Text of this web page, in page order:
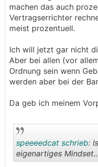
machen das auch
Vertragserrichter
meist prozentuell.
Ich will jetzt gar nicht
Aber bei allen (vor
Ordnung sein wenn
werden aber bei der
Da geb ich meinem
speeeedcat schrieb:
eigenartiges